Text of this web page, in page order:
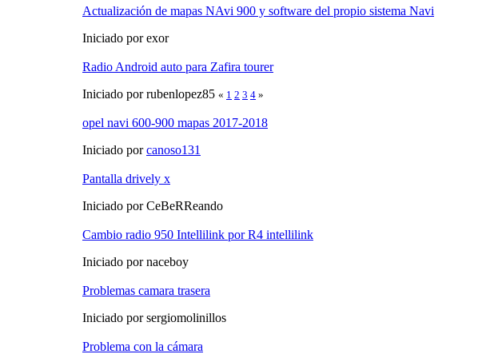
Actualización de mapas NAvi 900 y software del propio sistema Navi
Iniciado por exor
Radio Android auto para Zafira tourer
Iniciado por rubenlopez85 « 1 2 3 4 »
opel navi 600-900 mapas 2017-2018
Iniciado porcanoso131
Pantalla drively x
Iniciado por CeBeRReando
Cambio radio 950 Intellilink por R4 intellilink
Iniciado por naceboy
Problemas camara trasera
Iniciado por sergiomolinillos
Problema con la cámara